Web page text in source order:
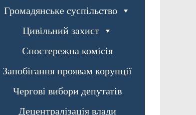
Громадянське суспільство
Цивільний захист
Спостережна комісія
Запобігання проявам корупції
Чергові вибори депутатів
Децентралізація влади